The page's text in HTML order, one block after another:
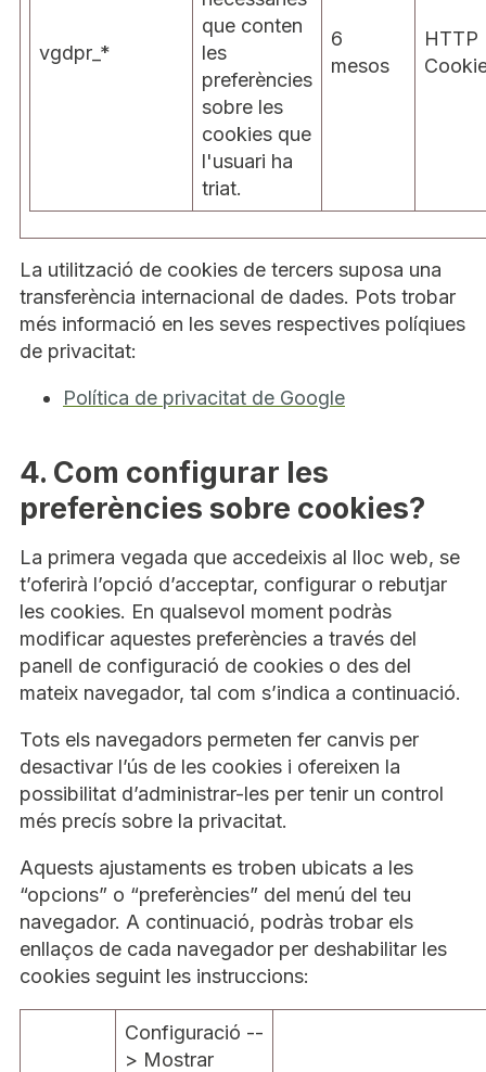
vgdpr_*
que conten
les
preferències
sobre les
cookies que
l'usuari ha
triat.
6
mesos
HTTP
La utilització de cookies de tercers suposa una
transferència internacional de dades. Pots trobar
més informació en les seves respectives políqiues
de privacitat:
Política de privacitat de Google
4. Com configurar les
preferències sobre cookies?
La primera vegada que accedeixis al lloc web, se
t’oferirà l’opció d’acceptar, configurar o rebutjar
les cookies. En qualsevol moment podràs
modificar aquestes preferències a través del
panell de configuració de cookies o des del
mateix navegador, tal com s’indica a continuació.
Tots els navegadors permeten fer canvis per
desactivar l’ús de les cookies i ofereixen la
possibilitat d’administrar-les per tenir un control
més precís sobre la privacitat.
Aquests ajustaments es troben ubicats a les
“opcions” o “preferències” del menú del teu
navegador. A continuació, podràs trobar els
enllaços de cada navegador per deshabilitar les
cookies seguint les instruccions:
Configuració --
> Mostrar